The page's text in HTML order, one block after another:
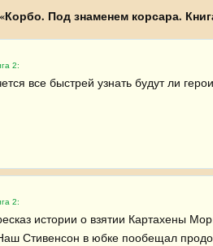
Под знаменем корсара.
2:
все быстрей узнать будут ли
2:
истории о взятии Картахены
Стивенсон в юбке пообещал